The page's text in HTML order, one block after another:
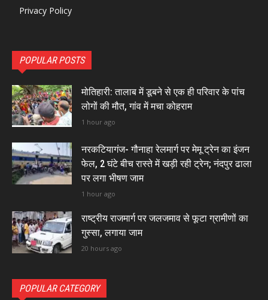
Privacy Policy
POPULAR POSTS
मोतिहारी: तालाब में डूबने से एक ही परिवार के पांच
लोगों की मौत, गांव में मचा कोहराम
1 hour ago
नरकटियागंज- गौनाहा रेलमार्ग पर मेमू ट्रेन का इंजन
फेल, 2 घंटे बीच रास्ते में खड़ी रही ट्रेन; नंदपुर ढाला
पर लगा भीषण जाम
1 hour ago
राष्ट्रीय राजमार्ग पर जलजमाव से फूटा ग्रामीणों का
गुस्सा, लगाया जाम
20 hours ago
POPULAR CATEGORY